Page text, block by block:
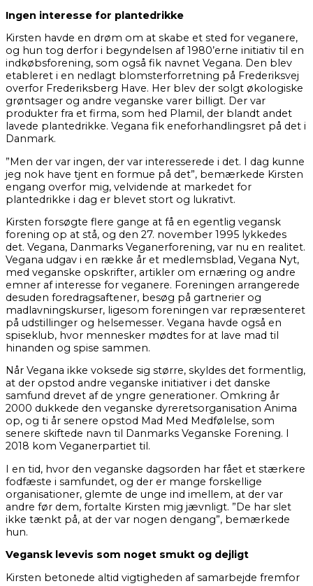
Ingen interesse for plantedrikke
Kirsten havde en drøm om at skabe et sted for veganere,
og hun tog derfor i begyndelsen af 1980’erne initiativ til en
indkøbsforening, som også fik navnet Vegana. Den blev
etableret i en nedlagt blomsterforretning på Frederiksvej
overfor Frederiksberg Have. Her blev der solgt økologiske
grøntsager og andre veganske varer billigt. Der var
produkter fra et firma, som hed Plamil, der blandt andet
lavede plantedrikke. Vegana fik eneforhandlingsret på det i
Danmark.
”Men der var ingen, der var interesserede i det. I dag kunne
jeg nok have tjent en formue på det”, bemærkede Kirsten
engang overfor mig, velvidende at markedet for
plantedrikke i dag er blevet stort og lukrativt.
Kirsten forsøgte flere gange at få en egentlig vegansk
forening op at stå, og den 27. november 1995 lykkedes
det. Vegana, Danmarks Veganerforening, var nu en realitet.
Vegana udgav i en række år et medlemsblad, Vegana Nyt,
med veganske opskrifter, artikler om ernæring og andre
emner af interesse for veganere. Foreningen arrangerede
desuden foredragsaftener, besøg på gartnerier og
madlavningskurser, ligesom foreningen var repræsenteret
på udstillinger og helsemesser. Vegana havde også en
spiseklub, hvor mennesker mødtes for at lave mad til
hinanden og spise sammen.
Når Vegana ikke voksede sig større, skyldes det formentlig,
at der opstod andre veganske initiativer i det danske
samfund drevet af de yngre generationer. Omkring år
2000 dukkede den veganske dyreretsorganisation Anima
op, og ti år senere opstod Mad Med Medfølelse, som
senere skiftede navn til Danmarks Veganske Forening. I
2018 kom Veganerpartiet til.
I en tid, hvor den veganske dagsorden har fået et stærkere
fodfæste i samfundet, og der er mange forskellige
organisationer, glemte de unge ind imellem, at der var
andre før dem, fortalte Kirsten mig jævnligt. ”De har slet
ikke tænkt på, at der var nogen dengang”, bemærkede
hun.
Vegansk levevis som noget smukt og dejligt
Kirsten betonede altid vigtigheden af samarbejde fremfor